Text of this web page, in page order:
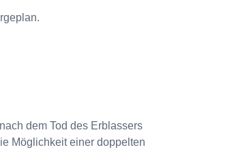
dem Tod des Erblassers
Möglichkeit einer doppelten